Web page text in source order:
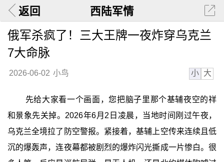
返回 西陆军情
俄军杀疯了！三大王牌一夜炸穿乌克兰
7大命脉
2026-06-02 小鸟 小 大
先给大家看一个画面，您把脑子里那个基辅夜空的祥
和景象先关掉。2026年6月2日凌晨，当地时间刚过午夜，
乌克兰全境拉了防空警报。紧接着，基辅上空传来连续且低
沉的爆轰声，连夜幕都被剧烈的爆炸闪光撕成一片惨白。很